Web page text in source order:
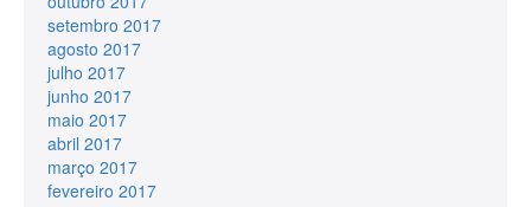
setembro 2017
agosto 2017
julho 2017
junho 2017
maio 2017
abril 2017
março 2017
fevereiro 2017